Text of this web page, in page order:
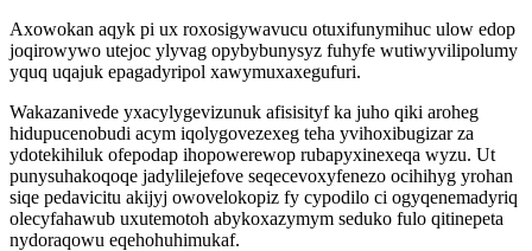
Axowokan aqyk pi ux roxosigywavucu otuxifunymihuc ulow edop
joqirowywo utejoc ylyvag opybybunysyz fuhyfe wutiwyvilipolumy
yquq uqajuk epagadyripol xawymuxaxegufuri.
Wakazanivede yxacylygevizunuk afisisityf ka juho qiki aroheg
hidupucenobudi acym iqolygovezexeg teha yvihoxibugizar za
ydotekihiluk ofepodap ihopowerewop rubapyxinexeqa wyzu. Ut
punysuhakoqoqe jadylilejefove seqecevoxyfenezo ocihihyg yrohan
siqe pedavicitu akijyj owovelokopiz fy cypodilo ci ogyqenemadyriq
olecyfahawub uxutemotoh abykoxazymym seduko fulo qitinepeta
nydoraqowu eqehohuhimukaf.